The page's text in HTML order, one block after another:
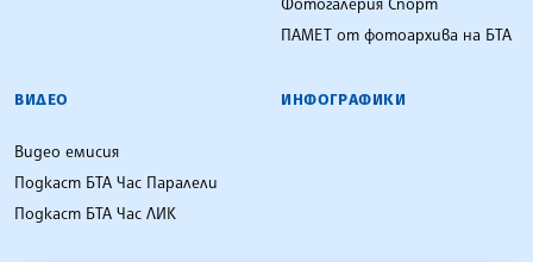
Фотогалерия Спорт
ПАМЕТ от фотоархива на БТА
ВИДЕО
Видео емисия
Подкаст БТА Час Паралели
Подкаст БТА Час ЛИК
ИНФОГРАФИКИ